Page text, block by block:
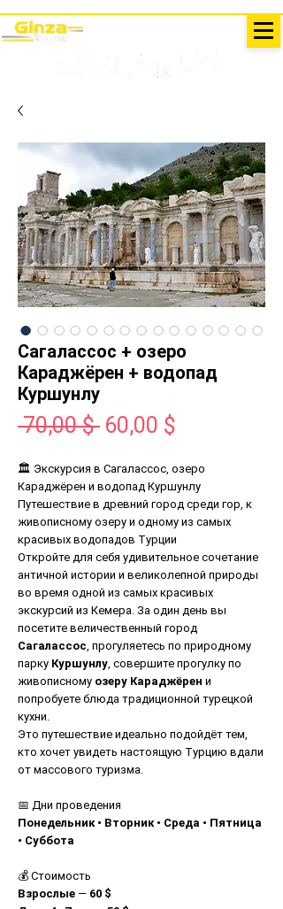
Сагалассос + озеро
Караджёрен + водопад
Куршунлу
70,00 $ Standardpreis
60,00 $
🏛 Экскурсия в Сагалассос, озеро
Караджёрен и водопад Куршунлу
Путешествие в древний город среди гор, к
живописному озеру и одному из самых
красивых водопадов Турции
Откройте для себя удивительное сочетание
античной истории и великолепной природы
во время одной из самых красивых
экскурсий из Кемера. За один день вы
посетите величественный город
Сагалассос, прогуляетесь по природному
парку Куршунлу, совершите прогулку по
живописному озеру Караджёрен и
попробуете блюда традиционной турецкой
кухни.
Это путешествие идеально подойдёт тем,
кто хочет увидеть настоящую Турцию вдали
от массового туризма.
📅 Дни проведения
Понедельник • Вторник • Среда • Пятница
• Суббота
💰 Стоимость
Взрослые — 60 $